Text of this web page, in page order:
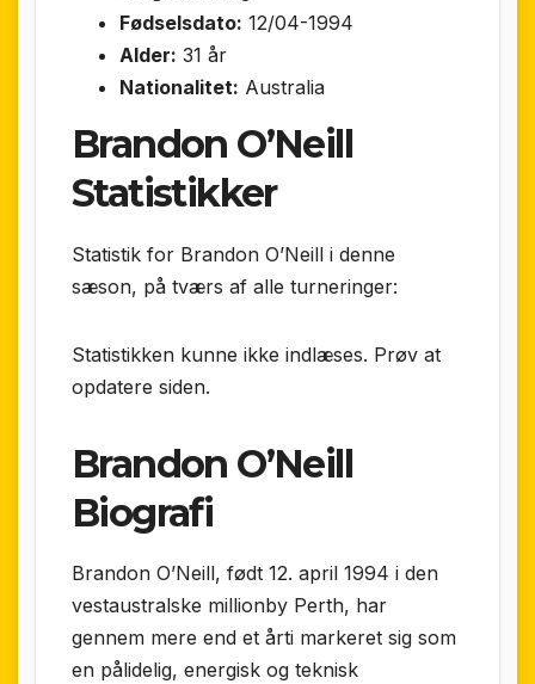
Fødselsdato: 12/04-1994
Alder: 31 år
Nationalitet: Australia
Brandon O’Neill
Statistikker
Statistik for Brandon O’Neill i denne
sæson, på tværs af alle turneringer:
Statistikken kunne ikke indlæses. Prøv at
opdatere siden.
Brandon O’Neill
Biografi
Brandon O’Neill, født 12. april 1994 i den
vest­australske millionby Perth, har
gennem mere end et årti markeret sig som
en pålidelig, energisk og teknisk